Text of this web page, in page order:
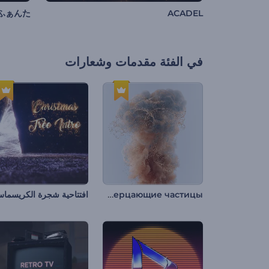
ACADEL
ぁんた
في الفئة مقدمات وشعارات
Анимация лого: Мерцающие частицы